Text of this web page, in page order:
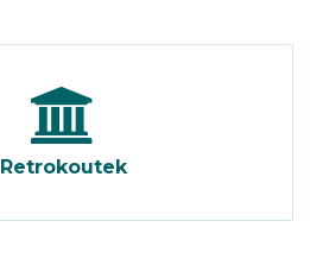
Retrokoutek